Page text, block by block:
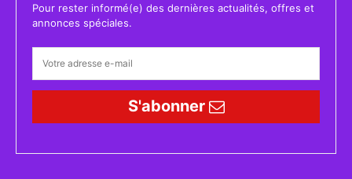
Pour rester informé(e) des dernières actualités, offres et
annonces spéciales.
S'abonner